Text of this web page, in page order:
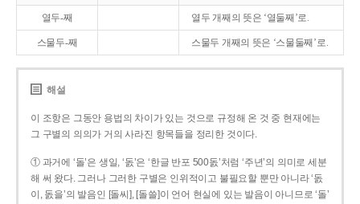
열두-째 열두 개째의 뜻은 ‘열둘째’로.
스물두-째 스물두 개째의 뜻은 ‘스물둘째’로.
해설
이 조항은 그동안 용법의 차이가 있는 것으로 규정해 온 것 중 현재에는
그 구별의 의의가 거의 사라진 항목들을 정리한 것이다.
① 과거에 ‘돌’은 생일, ‘돐’은 ‘한글 반포 500돐’처럼 ‘주년’의 의미로 세분
해 써 왔다. 그러나 그러한 구별은 인위적이고 불필요할 뿐만 아니라 ‘돐
이, 돐을’의 발음인 [돌씨], [돌쓸]이 언어 현실에 있는 발음이 아니므로 ‘돌’